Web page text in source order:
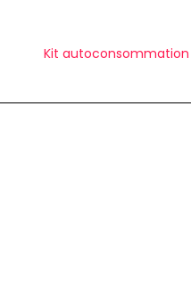
Kit autoconsommation